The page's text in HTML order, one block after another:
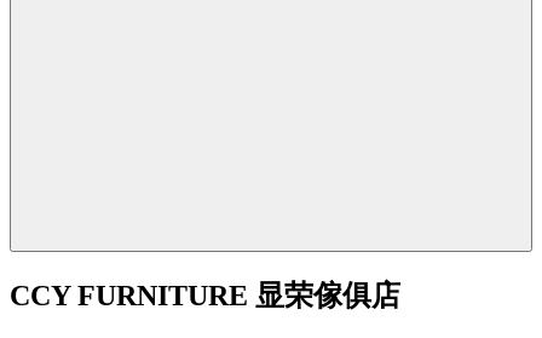
CCY FURNITURE 显荣傢俱店